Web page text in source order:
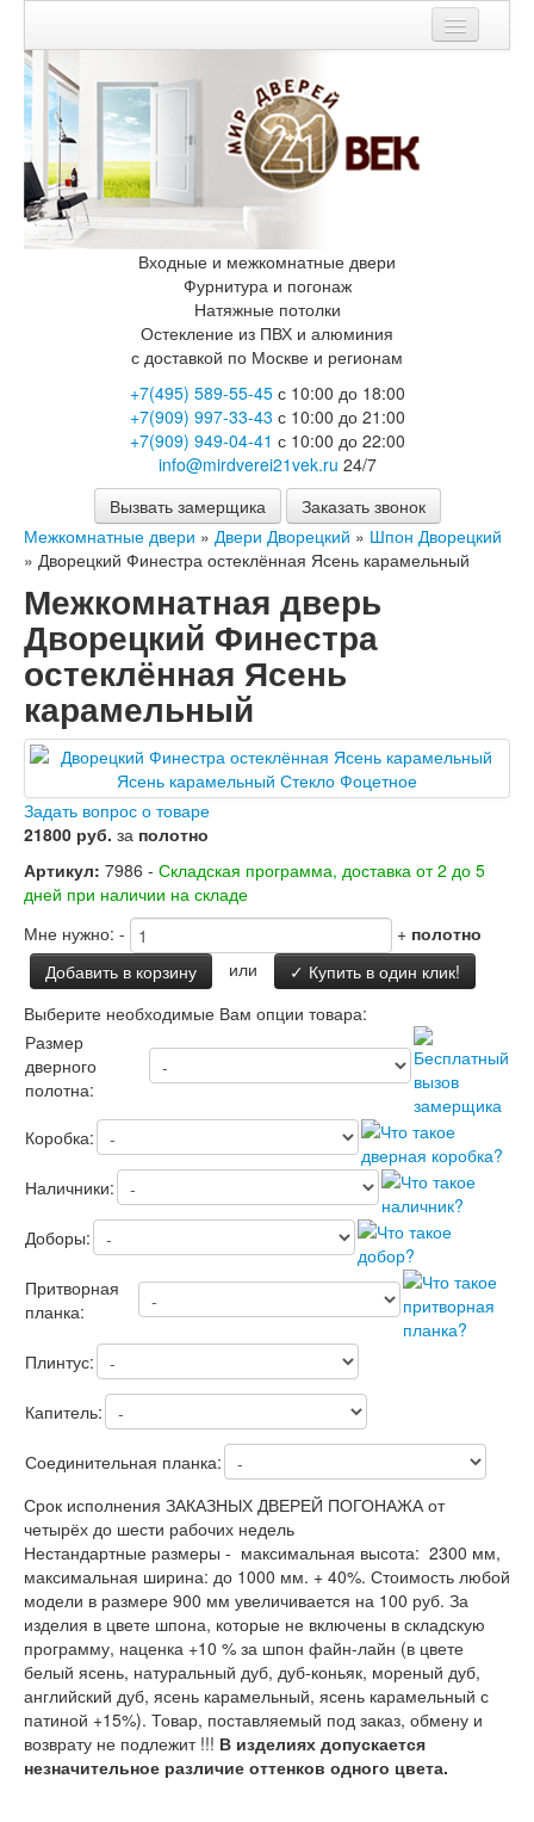
Корзина
Каталог
Входные двери
Двери с терморазрывом для улицы
Противопожарные двери
Двери Бункер
Двери Лекс
Двери Рыцарь
Двери Термодор
Арктика
Монолит
Стайл
Термо
Термо Лацио
Флагман
Электрозамок Смарт
Заводские двери
Двери Лабиринт
Лабиринт Арт
Лабиринт Атлантик
Лабиринт Бетон
Лабиринт Верса
Лабиринт Версаль
Лабиринт Дверь двойная тамбурная под
заказ
Лабиринт Имперо
Лабиринт Инфинити
Лабиринт Карбон
Лабиринт Кармина
Лабиринт Классик Антик медный
Лабиринт Классик Шагрень
Лабиринт Кредор
Лабиринт Лаб Про
Лабиринт Лайн Вайт
Лабиринт Леолаб
Лабиринт Лондон
Лабиринт Лофт
Лабиринт Мегаполис
Лабиринт Нью Йорк
Лабиринт Пиано
Лабиринт Пиано Смарт 2.0
Лабиринт Платинум
Лабиринт Полярис лайт
Лабиринт Роял
Лабиринт Сияна
Лабиринт Скайлаб
Лабиринт Скандия
Лабиринт Смартлаб
Лабиринт Соналаб
Лабиринт Термолайт
Лабиринт Термомагнит
Лабиринт Трендо
Лабиринт Тундра Плюс
Лабиринт Урбан
Лабиринт Фрост
Лабиринт Шторм
Лабиринт Эволаб
Двери Про
Двери Интекрон
Интекрон Брайтон Антрацит
Интекрон Вектор
Интекрон Гектор
Интекрон Греция
Входные и межкомнатные двери
Фурнитура и погонаж
Натяжные потолки
Остекление из ПВХ и алюминия
с доставкой по Москве и регионам
+7(495) 589-55-45с 10:00 до 18:00
+7(909) 997-33-43 с 10:00 до 21:00
+7(909) 949-04-41 с 10:00 до 22:00
info@mirdverei21vek.ru 24/7
Вызвать замерщика
Заказать звонок
Межкомнатные двери » Двери Дворецкий » Шпон Дворецкий
» Дворецкий Финестра остеклённая Ясень карамельный
Межкомнатная дверь
Дворецкий Финестра
остеклённая Ясень
карамельный
Задать вопрос о товаре
21800 руб. за полотно
Артикул: 7986 - Складская программа, доставка от 2 до 5
дней при наличии на складе
Мне нужно: - + полотно
Добавить в корзину
или
✓ Купить в один клик!
Выберите необходимые Вам опции товара:
Размер
дверного
полотна:
Коробка:
Наличники:
Доборы:
Притворная
планка:
Плинтус:
Капитель:
Соединительная планка:
Срок исполнения ЗАКАЗНЫХ ДВЕРЕЙ ПОГОНАЖА от
четырёх до шести рабочих недель
Нестандартные размеры - максимальная высота: 2300 мм,
максимальная ширина: до 1000 мм. + 40%. Стоимость любой
модели в размере 900 мм увеличивается на 100 руб. За
изделия в цвете шпона, которые не включены в складскую
программу, наценка +10 % за шпон файн-лайн (в цвете
белый ясень, натуральный дуб, дуб-коньяк, мореный дуб,
английский дуб, ясень карамельный, ясень карамельный с
патиной +15%). Товар, поставляемый под заказ, обмену и
возврату не подлежит !!! В изделиях допускается
незначительное различие оттенков одного цвета.